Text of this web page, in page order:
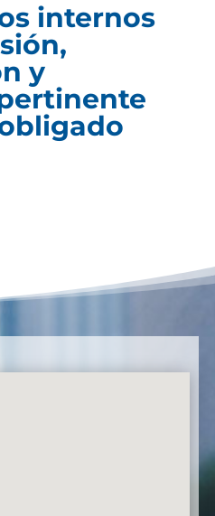
internos
y